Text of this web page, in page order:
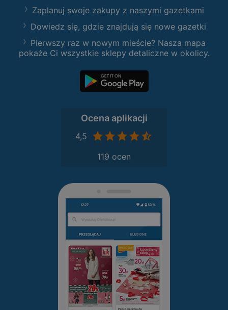
Zaplanuj swoje zakupy z naszymi gazetkami
Dowiedz się, gdzie znajdują się nowe gazetki
Pierwszy raz w nowym mieście? Nasza mapa
pokaże Ci wszystkie sklepy detaliczne w okolicy.
Ocena aplikacji
4,5
119 ocen